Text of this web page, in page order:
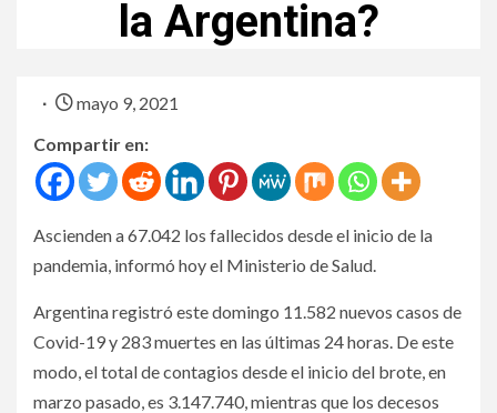
la Argentina?
mayo 9, 2021
Compartir en:
Ascienden a 67.042 los fallecidos desde el inicio de la
pandemia, informó hoy el Ministerio de Salud.
Argentina registró este domingo 11.582 nuevos casos de
Covid-19 y 283 muertes en las últimas 24 horas. De este
modo, el total de contagios desde el inicio del brote, en
marzo pasado, es 3.147.740, mientras que los decesos